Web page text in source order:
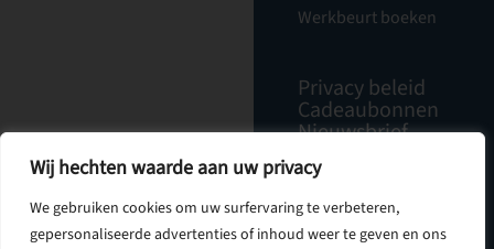
Wij hechten waarde aan uw privacy
We gebruiken cookies om uw surfervaring te verbeteren,
gepersonaliseerde advertenties of inhoud weer te geven en ons
Werkbeurt boeken
Privacy beleid
Cadeaubonnen
Nieuwsbrief
Over Ons
Contact